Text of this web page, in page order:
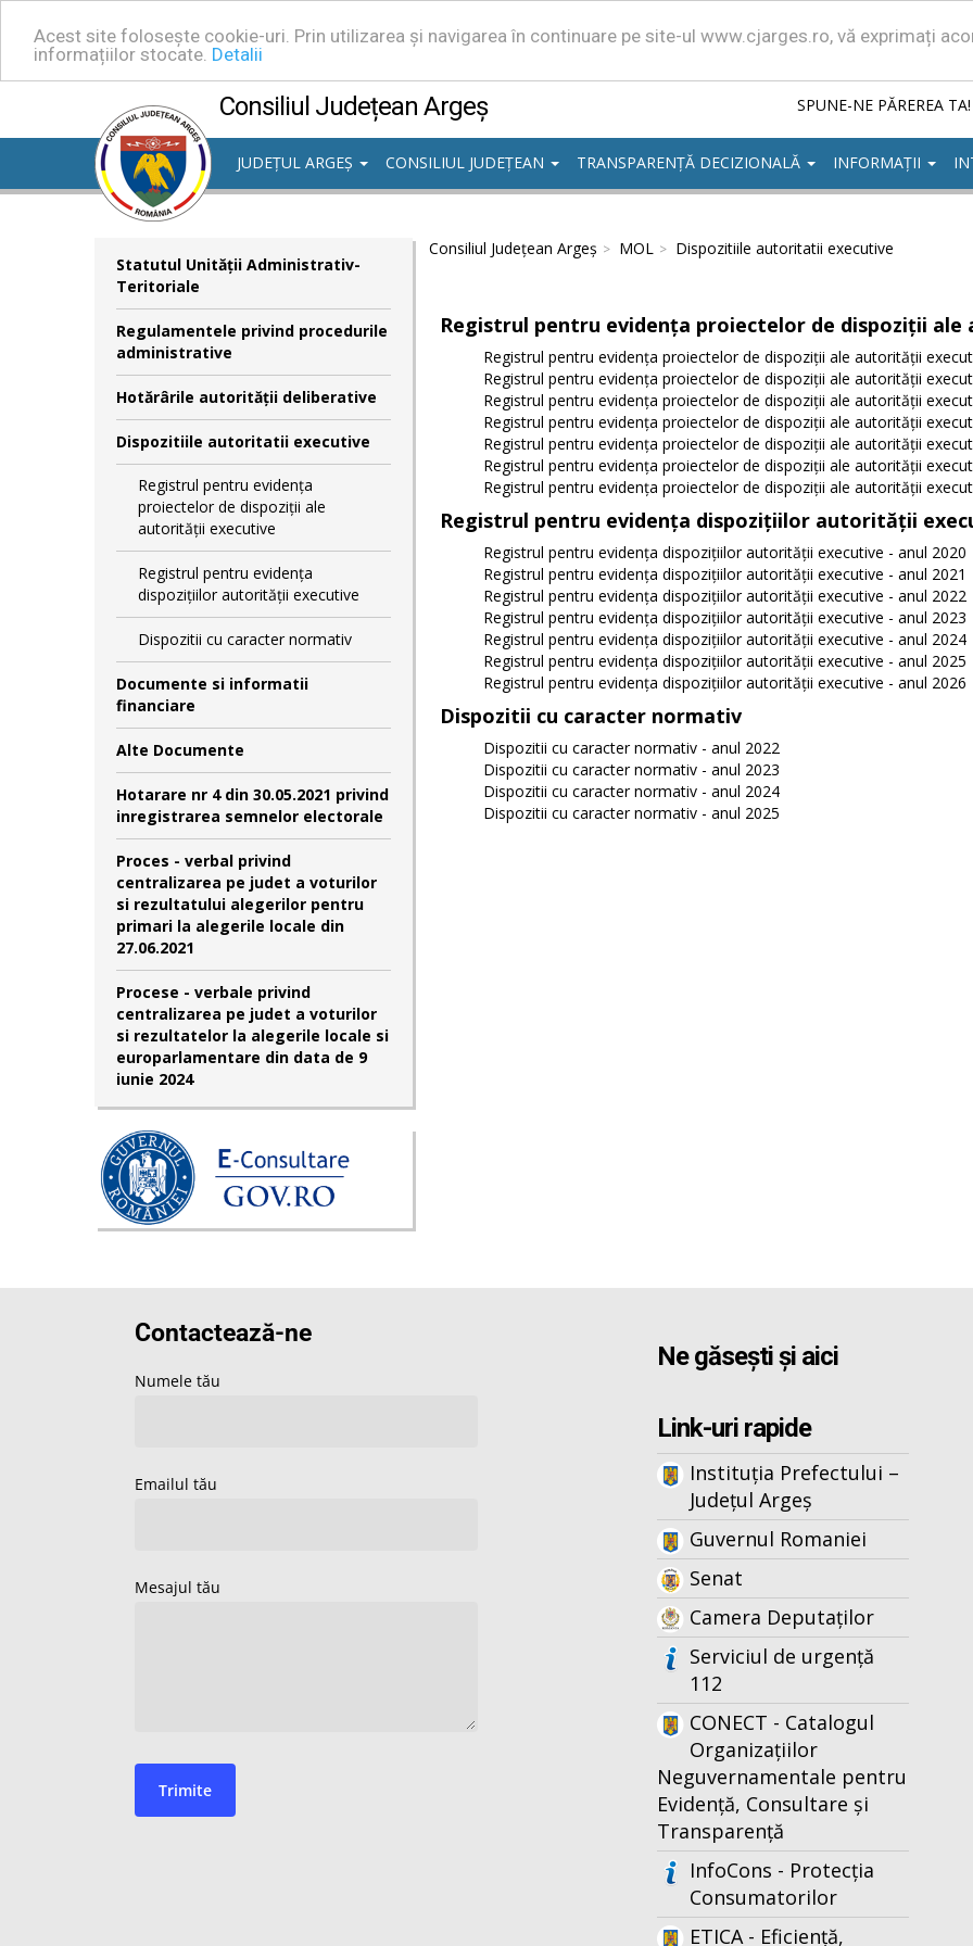
Acest site folosește cookie-uri. Prin utilizarea și navigarea în continuare pe site-ul www.cjarges.ro, vă exprimați
informațiilor stocate. Detalii
Consiliul Județean Argeș SPUNE-NE PĂREREA TA!
JUDEȚUL ARGEȘ
CONSILIUL JUDEȚEAN TRANSPARENȚĂ DECIZIONALĂ INFORMAȚII
Statutul Unităţii Administrativ-
Teritoriale
Regulamentele privind procedurile
administrative
Hotărârile autorităţii deliberative
Dispozitiile autoritatii executive
Registrul pentru evidența
proiectelor de dispoziții ale
autorității executive
Registrul pentru evidența
dispozițiilor autorității executive
Dispozitii cu caracter normativ
Documente si informatii
financiare
Alte Documente
Hotarare nr 4 din 30.05.2021 privind
inregistrarea semnelor electorale
Proces - verbal privind
centralizarea pe judet a voturilor
si rezultatului alegerilor pentru
primari la alegerile locale din
27.06.2021
Procese - verbale privind
centralizarea pe judet a voturilor
si rezultatelor la alegerile locale si
europarlamentare din data de 9
iunie 2024
Consiliul Județean Argeș MOL Dispozitiile autoritatii executive
Registrul pentru evidența proiectelor de dispoziții
Registrul pentru evidența proiectelor de dispoziții ale autorității
Registrul pentru evidența proiectelor de dispoziții ale autorității
Registrul pentru evidența proiectelor de dispoziții ale autorității
Registrul pentru evidența proiectelor de dispoziții ale autorității
Registrul pentru evidența proiectelor de dispoziții ale autorității
Registrul pentru evidența proiectelor de dispoziții ale autorității
Registrul pentru evidența proiectelor de dispoziții ale autorității
Registrul pentru evidența dispozițiilor autorității
Registrul pentru evidența dispozițiilor autorității executive - anul 2020
Registrul pentru evidența dispozițiilor autorității executive - anul 2021
Registrul pentru evidența dispozițiilor autorității executive - anul 2022
Registrul pentru evidența dispozițiilor autorității executive - anul 2023
Registrul pentru evidența dispozițiilor autorității executive - anul 2024
Registrul pentru evidența dispozițiilor autorității executive - anul 2025
Registrul pentru evidența dispozițiilor autorității executive - anul 2026
Dispozitii cu caracter normativ
Dispozitii cu caracter normativ - anul 2022
Dispozitii cu caracter normativ - anul 2023
Dispozitii cu caracter normativ - anul 2024
Dispozitii cu caracter normativ - anul 2025
Ne găsești și aici
Link-uri rapide
Instituția Prefectului –
Județul Argeș
Guvernul Romaniei
Senat
Camera Deputaților
Serviciul de urgență
112
CONECT - Catalogul
Organizațiilor
Neguvernamentale pentru
Evidență, Consultare și
Transparență
InfoCons - Protecția
Consumatorilor
ETICA - Eficiență,